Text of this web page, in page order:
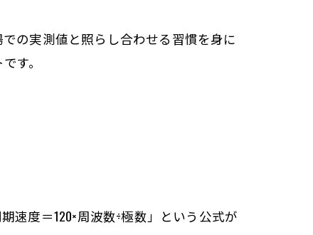
の実測値と照らし合わせる習慣を身に
す。
速度＝120×周波数÷極数」という公式が